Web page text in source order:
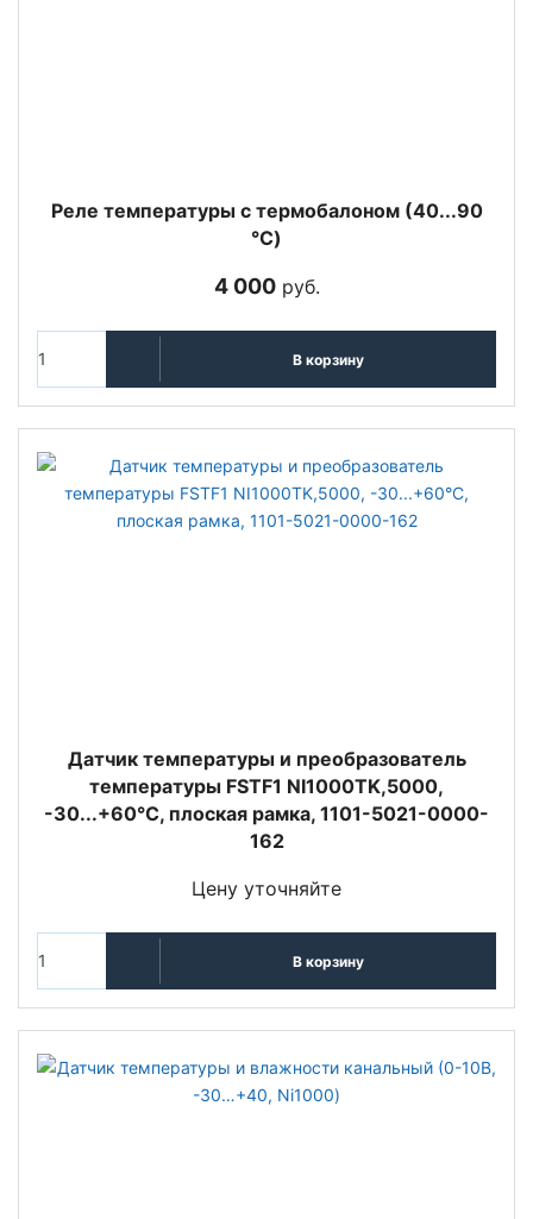
Реле температуры с термобалоном (40...90
°C)
4 000руб.
В корзину
Датчик температуры и преобразователь
температуры FSTF1 NI1000TK,5000,
-30...+60°C, плоская рамка, 1101-5021-0000-
162
Цену уточняйте
В корзину